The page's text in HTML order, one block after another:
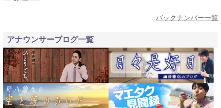
バックナンバー一覧
アナウンサーブログ一覧